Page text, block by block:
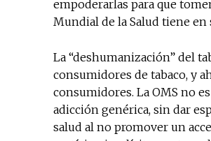
empoderarlas para que
Mundial de la Salud tiene en
La “deshumanización” del
consumidores de tabaco, y
consumidores. La OMS no
adicción genérica, sin dar
salud al no promover un